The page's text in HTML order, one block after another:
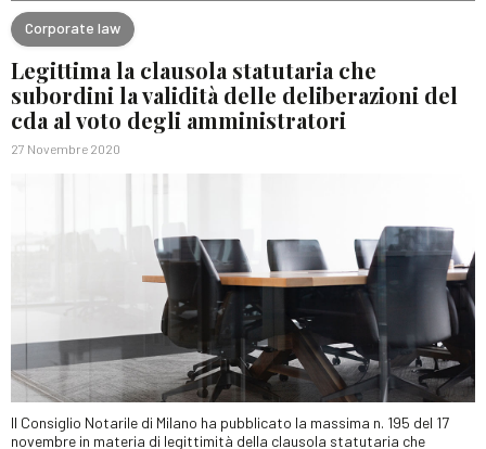
Corporate law
Legittima la clausola statutaria che
subordini la validità delle deliberazioni del
cda al voto degli amministratori
27 Novembre 2020
Il Consiglio Notarile di Milano ha pubblicato la massima n. 195 del 17
novembre in materia di legittimità della clausola statutaria che